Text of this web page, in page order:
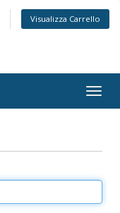
Visualizza Carrello